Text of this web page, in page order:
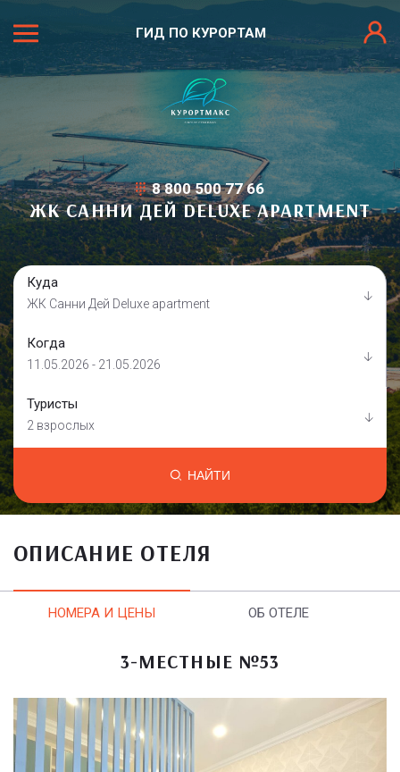
ГИД ПО КУРОРТАМ
8 800 500 77 66
ЖК САННИ ДЕЙ DELUXE APARTMENT
Куда
ЖК Санни Дей Deluxe apartment
Когда
11.05.2026 - 21.05.2026
Туристы
2 взрослых
НАЙТИ
ОПИСАНИЕ ОТЕЛЯ
НОМЕРА И ЦЕНЫ ОБ ОТЕЛЕ
3-МЕСТНЫЕ №53